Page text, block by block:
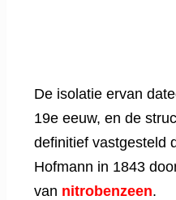
De isolatie ervan
19e eeuw, en de
definitief vastgesteld
Hofmann in 1843
van nitrobenzeen.